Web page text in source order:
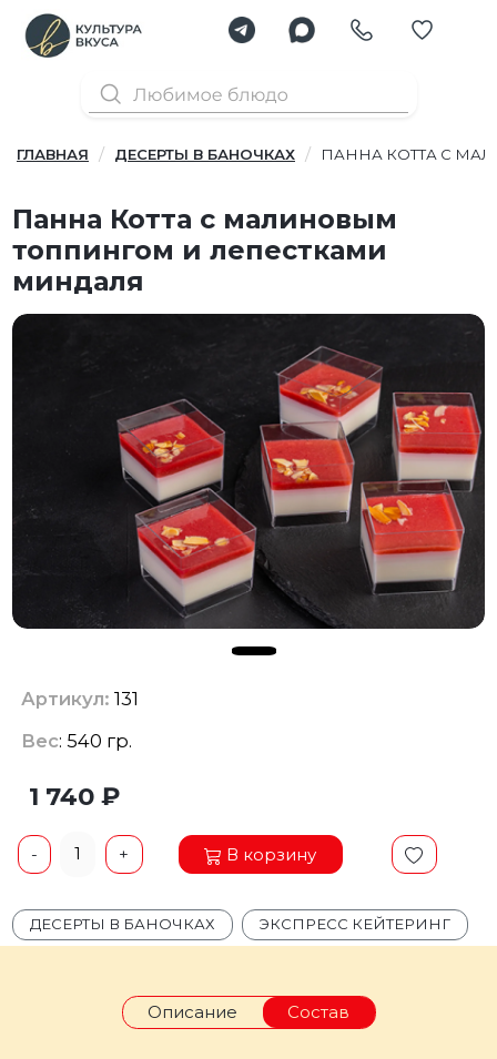
ГЛАВНАЯ ДЕСЕРТЫ В БАНОЧКАХ ПАННА КОТТА С
Панна Котта с малиновым
топпингом и лепестками
миндаля
Артикул: 131
Вес: 540 гр.
1 740 ₽
- 1 + В корзину
ДЕСЕРТЫ В БАНОЧКАХ ЭКСПРЕСС КЕЙТЕРИНГ
Описание Состав